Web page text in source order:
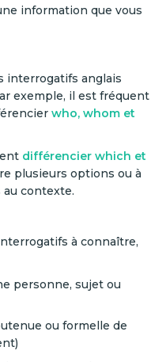
information que vous
interrogatifs anglais
exemple, il est fréquent
who, whom et
différencier which et
plusieurs options ou à
contexte.
à connaître,
personne, sujet ou
ou formelle de